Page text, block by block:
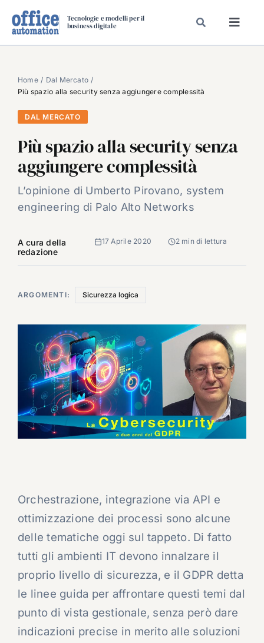
Tecnologie e modelli per il
business digitale
SPECIAL PAPER
TAVOLE ROTONDE DI REDAZIONE
DAL MERCATO
CARRIERE
VIDEO
EVENTI
CHI SIAMO
Home
Dal Mercato
Più spazio alla security senza aggiungere complessità
DAL MERCATO
Più spazio alla security senza
aggiungere complessità
L’opinione di Umberto Pirovano, system
engineering di Palo Alto Networks
A cura della
redazione
17 Aprile 2020 2 min di lettura
ARGOMENTI: Sicurezza logica
Orchestrazione, integrazione via API e
ottimizzazione dei processi sono alcune
delle tematiche oggi sul tappeto. Di fatto
tutti gli ambienti IT devono innalzare il
proprio livello di sicurezza, e il GDPR detta
le linee guida per affrontare questi temi dal
punto di vista gestionale, senza però dare
indicazioni precise in merito alle soluzioni